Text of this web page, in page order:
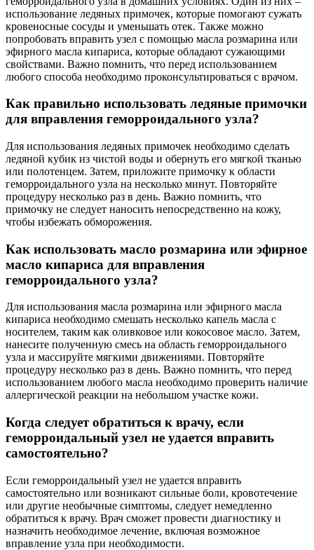
использование ледяных примочек, которые помогают сужать
кровеносные сосуды и уменьшать отек. Также можно
попробовать вправить узел с помощью масла розмарина или
эфирного масла кипариса, которые обладают сужающими
свойствами. Важно помнить, что перед использованием
любого способа необходимо проконсультироваться с врачом.
Как правильно использовать ледяные примочки
для вправления геморроидального узла?
Для использования ледяных примочек необходимо сделать
ледяной кубик из чистой воды и обернуть его мягкой тканью
или полотенцем. Затем, приложите примочку к области
геморроидального узла на несколько минут. Повторяйте
процедуру несколько раз в день. Важно помнить, что
примочку не следует наносить непосредственно на кожу,
чтобы избежать обморожения.
Как использовать масло розмарина или эфирное
масло кипариса для вправления
геморроидального узла?
Для использования масла розмарина или эфирного масла
кипариса необходимо смешать несколько капель масла с
носителем, таким как оливковое или кокосовое масло. Затем,
нанесите полученную смесь на область геморроидального
узла и массируйте мягкими движениями. Повторяйте
процедуру несколько раз в день. Важно помнить, что перед
использованием любого масла необходимо проверить наличие
аллергической реакции на небольшом участке кожи.
Когда следует обратиться к врачу, если
геморроидальный узел не удается вправить
самостоятельно?
Если геморроидальный узел не удается вправить
самостоятельно или возникают сильные боли, кровотечение
или другие необычные симптомы, следует немедленно
обратиться к врачу. Врач сможет провести диагностику и
назначить необходимое лечение, включая возможное
вправление узла при необходимости.